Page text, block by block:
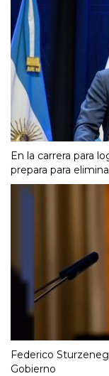
En la carrera para
prepara para
Federico
Gobierno